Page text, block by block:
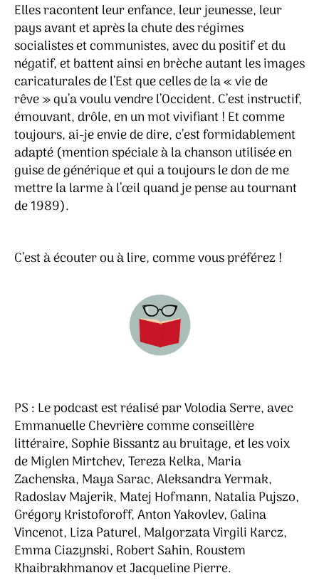
Elles racontent leur enfance, leur jeunesse, leur
pays avant et après la chute des régimes
socialistes et communistes, avec du positif et du
négatif, et battent ainsi en brèche autant les images
caricaturales de l’Est que celles de la « vie de
rêve » qu’a voulu vendre l’Occident. C’est instructif,
émouvant, drôle, en un mot vivifiant ! Et comme
toujours, ai-je envie de dire, c’est formidablement
adapté (mention spéciale à la chanson utilisée en
guise de générique et qui a toujours le don de me
mettre la larme à l’œil quand je pense au tournant
de 1989).
C’est à écouter ou à lire, comme vous préférez !
PS : Le podcast est réalisé par Volodia Serre, avec
Emmanuelle Chevrière comme conseillère
littéraire, Sophie Bissantz au bruitage, et les voix
de Miglen Mirtchev, Tereza Kelka, Maria
Zachenska, Maya Sarac, Aleksandra Yermak,
Radoslav Majerik, Matej Hofmann, Natalia Pujszo,
Grégory Kristoforoff, Anton Yakovlev, Galina
Vincenot, Liza Paturel, Malgorzata Virgili Karcz,
Emma Ciazynski, Robert Sahin, Roustem
Khaibrakhmanov et Jacqueline Pierre.